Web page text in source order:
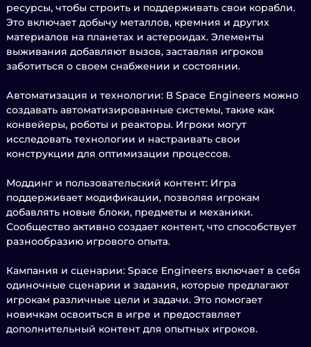
ресурсы, чтобы строить и поддерживать свои корабли.
Это включает добычу металлов, кремния и других
материалов на планетах и астероидах. Элементы
выживания добавляют вызов, заставляя игроков
заботиться о своем снабжении и состоянии.
Автоматизация и технологии: В Space Engineers можно
создавать автоматизированные системы, такие как
конвейеры, роботы и реакторы. Игроки могут
исследовать технологии и настраивать свои
конструкции для оптимизации процессов.
Моддинг и пользовательский контент: Игра
поддерживает модификации, позволяя игрокам
добавлять новые блоки, предметы и механики.
Сообщество активно создает контент, что способствует
разнообразию игрового опыта.
Кампания и сценарии: Space Engineers включает в себя
одиночные сценарии и задания, которые предлагают
игрокам различные цели и задачи. Это помогает
новичкам освоиться в игре и предоставляет
дополнительный контент для опытных игроков.